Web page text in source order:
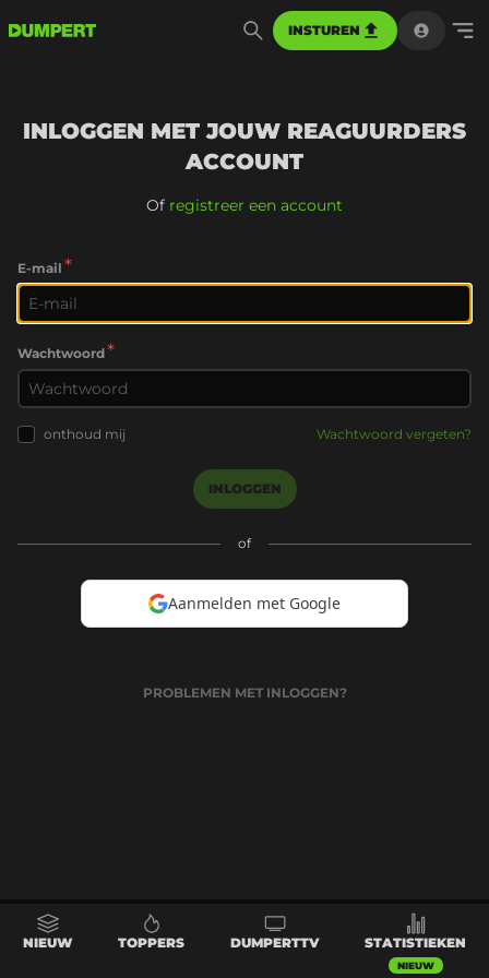
INSTUREN
INLOGGEN MET JOUW REAGUURDERS
ACCOUNT
Of registreer een account
E-mail *
Wachtwoord*
onthoud mij Wachtwoord vergeten?
INLOGGEN
of
Aanmelden met Google
PROBLEMEN MET INLOGGEN?
NIEUW TOPPERS DUMPERTTV STATISTIEKEN
NIEUW